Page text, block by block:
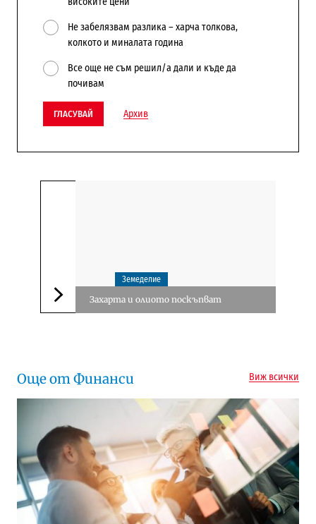
Не забелязвам разлика – харча толкова,
колкото и миналата година
Все още не съм решил/а дали и къде да
почивам
ГЛАСУВАЙ Архив
Следваща новина
Земеделие
Захарта и олиото поскъпват
Още от Финанси Виж всички